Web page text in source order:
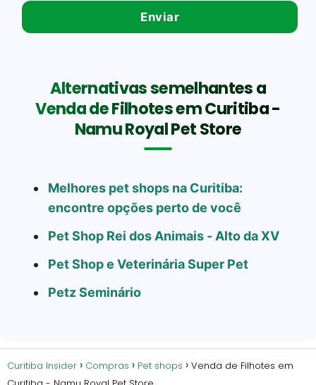
Alternativas semelhantes a
Venda de Filhotes em Curitiba -
Namu Royal Pet Store
Melhores pet shops na Curitiba:
encontre opções perto de você
Pet Shop Rei dos Animais - Alto da XV
Pet Shop e Veterinária Super Pet
Petz Seminário
Curitiba Insider Compras Pet shops
Venda de Filhotes em